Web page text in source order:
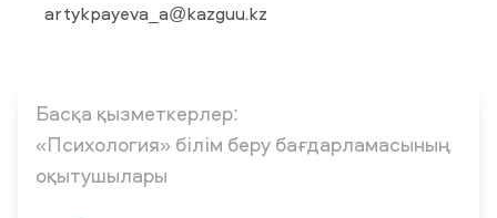
ЖАҢАЛЫҚТАРБАҚ БІЗ ТУРАЛЫЖҰМЫС ОРЫНДАРЫ
artykpayeva_a@kazguu.kz
Басқа қызметкерлер:
«Психология» білім беру бағдарламасының
оқытушылары